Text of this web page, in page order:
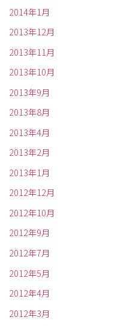
2014年1月
2013年12月
2013年11月
2013年10月
2013年9月
2013年8月
2013年4月
2013年2月
2013年1月
2012年12月
2012年10月
2012年9月
2012年7月
2012年5月
2012年4月
2012年3月